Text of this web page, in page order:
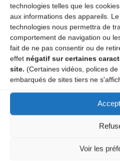
technologies telles que les
aux informations des appareils.
technologies nous permettra de
comportement de navigation ou
fait de ne pas consentir ou de
effet négatif sur certaines
site. (Certaines vidéos, polices
embarqués de sites tiers ne
Voir les
Save my name, email, and
time I post a comment.
savoir plus sur la façon dont les